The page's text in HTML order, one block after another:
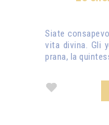
Siate
vita divina. Gli
prana, la